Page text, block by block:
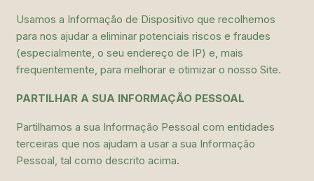
Usamos a Informação de Dispositivo que recolhemos
para nos ajudar a eliminar potenciais riscos e fraudes
(especialmente, o seu endereço de IP) e, mais
frequentemente, para melhorar e otimizar o nosso Site.
PARTILHAR A SUA INFORMAÇÃO PESSOAL
Partilhamos a sua Informação Pessoal com entidades
terceiras que nos ajudam a usar a sua Informação
Pessoal, tal como descrito acima.